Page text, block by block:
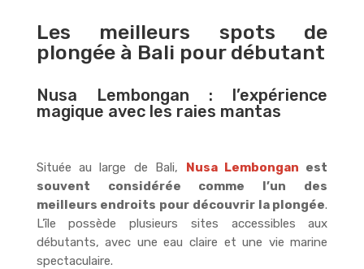
Les meilleurs spots de
plongée à Bali pour débutant
Nusa Lembongan : l’expérience
magique avec les raies mantas
Située au large de Bali, Nusa Lembongan est
souvent considérée comme l’un des
meilleurs endroits pour découvrir la plongée.
L’île possède plusieurs sites accessibles aux
débutants, avec une eau claire et une vie marine
spectaculaire.